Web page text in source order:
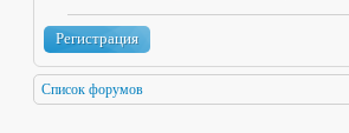
Регистрация
Список форумов